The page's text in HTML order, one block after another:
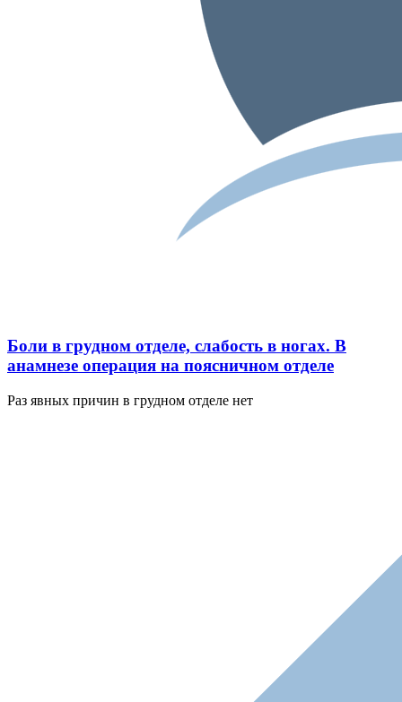
Боли в грудном отделе, слабость в ногах. В
анамнезе операция на поясничном отделе
Раз явных причин в грудном отделе нет